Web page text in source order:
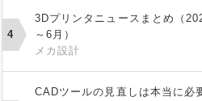
3Dプリンタニュースまとめ（
～6月）
メカ設計
CADツールの見直しは本当に